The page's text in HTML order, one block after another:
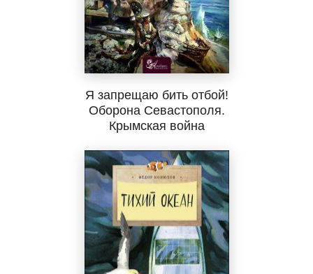
Я запрещаю бить отбой!
Оборона Севастополя.
Крымская война